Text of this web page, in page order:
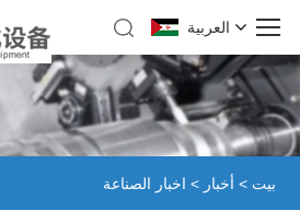
العربية
بيت > أخبار > اخبار الصناعة